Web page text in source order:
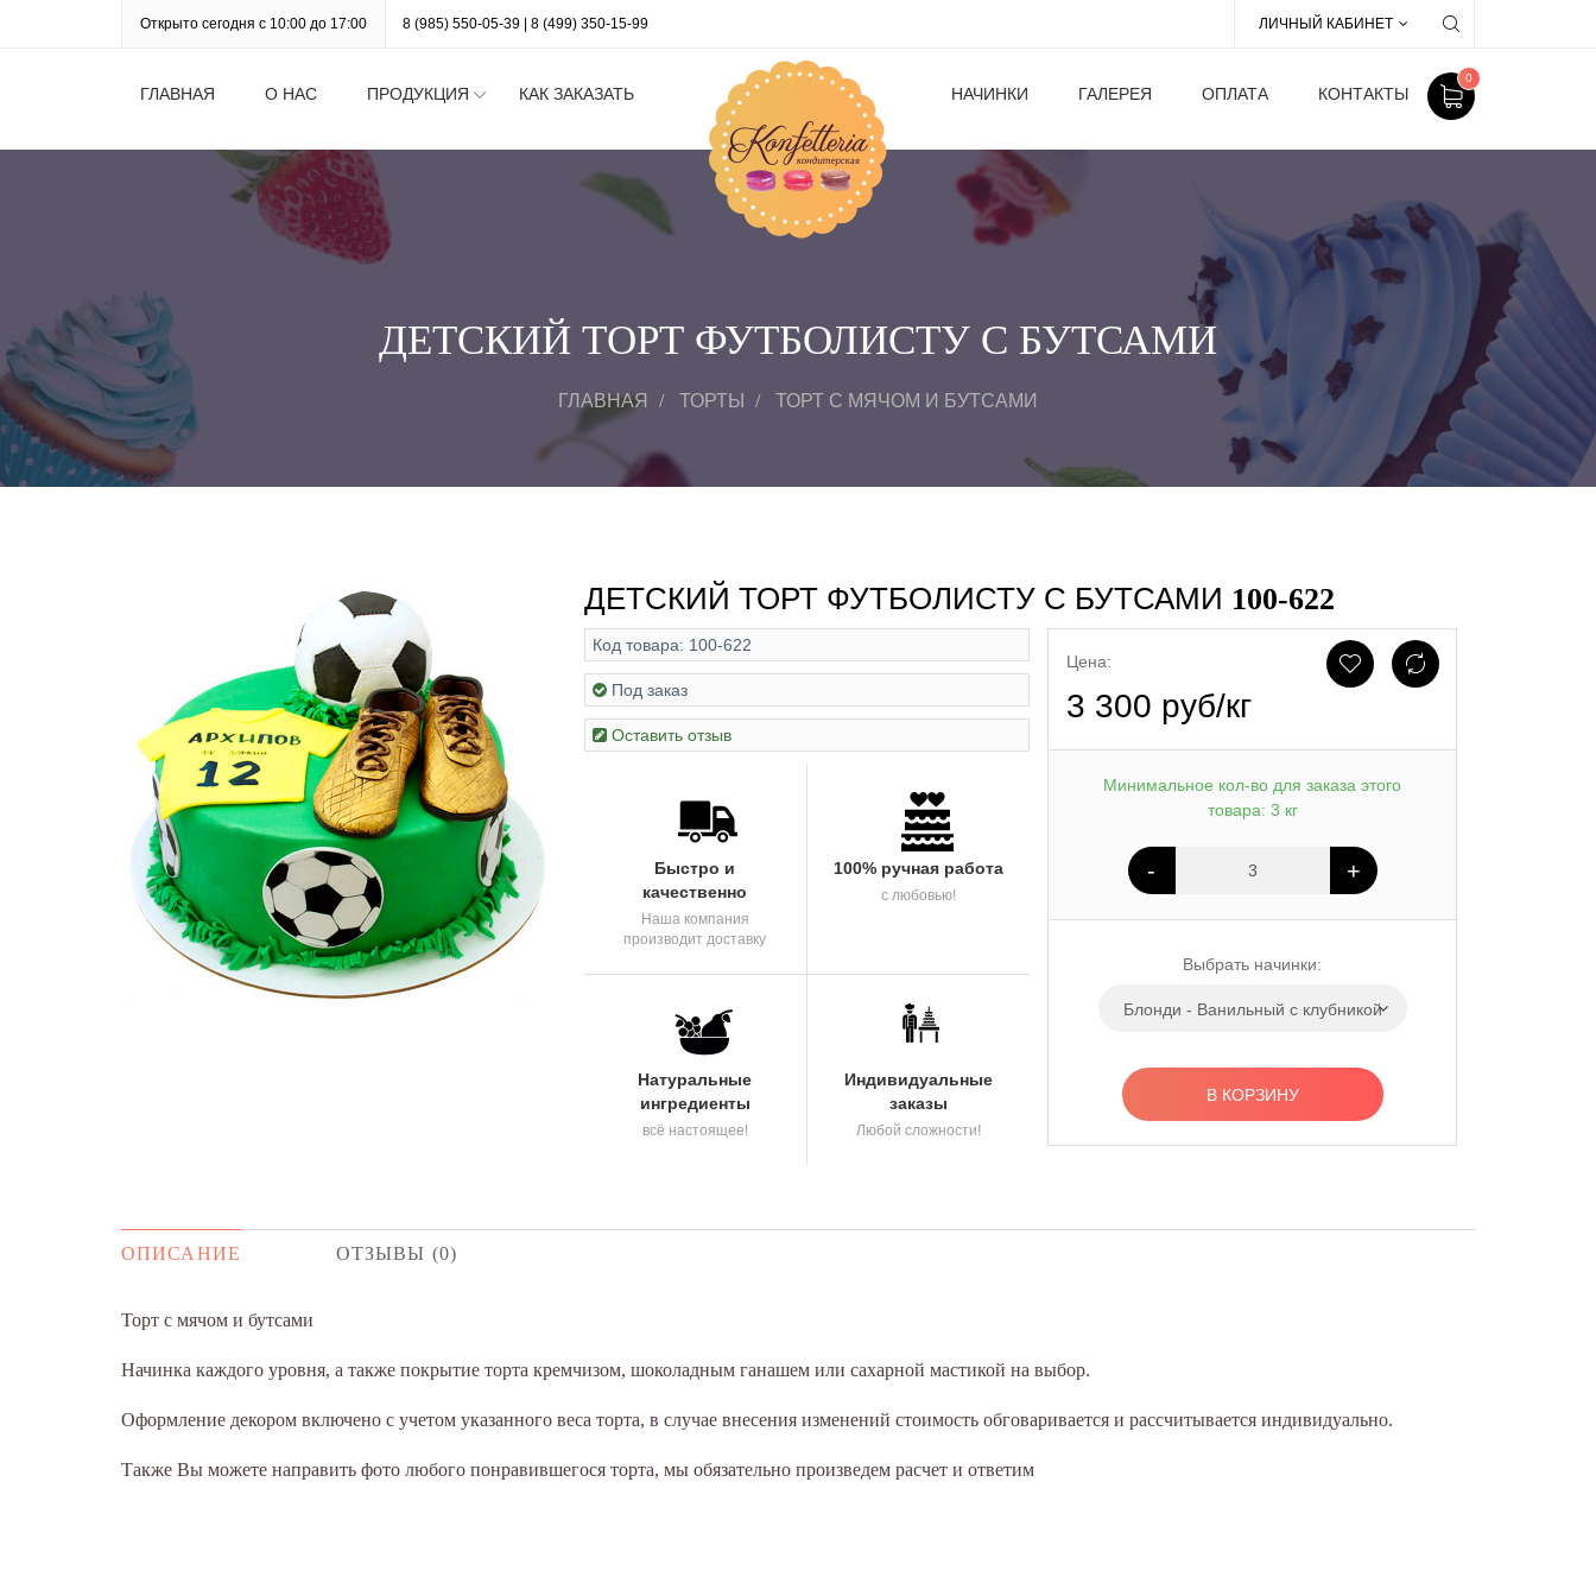
Открыто сегодня с 10:00 до 17:00 8 (985) 550-05-39 8 (499) 350-15-99 ЛИЧНЫЙ КАБИНЕТ
ГЛАВНАЯ О НАС ПРОДУКЦИЯ КАК ЗАКАЗАТЬ НАЧИНКИ ГАЛЕРЕЯ ОПЛАТА КОНТАКТЫ
0
ДЕТСКИЙ ТОРТ ФУТБОЛИСТУ С БУТСАМИ
ГЛАВНАЯ ТОРТЫ ТОРТ С МЯЧОМ И БУТСАМИ
ДЕТСКИЙ ТОРТ ФУТБОЛИСТУ С БУТСАМИ 100-622
Код товара: 100-622
Под заказ
Оставить отзыв
Быстро и
качественно
Наша компания
производит доставку
100% ручная работа
с любовью!
Натуральные
ингредиенты
всё настоящее!
Индивидуальные
заказы
Любой сложности!
Цена:
3 300 руб/кг
Минимальное кол-во для заказа этого
товара: 3 кг
- +
Выбрать начинки:
Блонди - Ванильный с клубникой
В КОРЗИНУ
ОПИСАНИЕ ОТЗЫВЫ (0)
Торт с мячом и бутсами
Начинка каждого уровня, а также покрытие торта кремчизом, шоколадным ганашем или сахарной мастикой на выбор.
Оформление декором включено с учетом указанного веса торта, в случае внесения изменений стоимость обговаривается и рассчитывается индивидуально.
Также Вы можете направить фото любого понравившегося торта, мы обязательно произведем расчет и ответим